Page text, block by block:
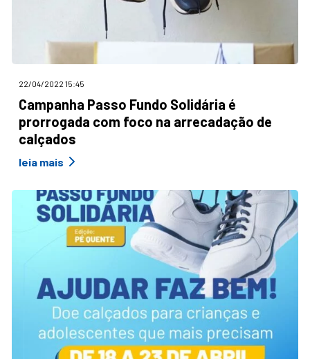
22/04/2022 15:45
Campanha Passo Fundo Solidária é
prorrogada com foco na arrecadação de
calçados
leia mais